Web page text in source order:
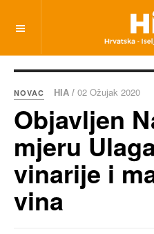
NOVAC HIA / 02 Ožujak 2020
Objavljen
mjeru
vinarije i
vina